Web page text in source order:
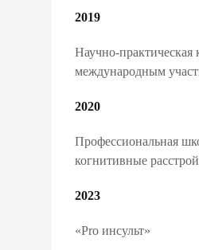
2019
Научно-практическая
международным
2020
Профессиональная
когнитивные
2023
«Pro ​​инсульт»
ПОЛУЧИ